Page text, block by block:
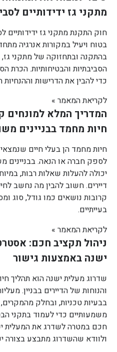
מתקני גז ידידותיים
חוק התקנת מתקני גז ידידותיים
בטוח ויעיל במקורות אנרגיה
בהתקנה ובתחזוקה של מתקני
הסביבתיות והבטיחותיות. הכרת
כדי להבין את הדרישות וההנחיות
לקריאת המאמר »
המדריך המלא למונחים
חיות מחמד בבניינים
חיות מחמד הן בעלי חיים
לספק חברה או הנאה. בבניינים
יכולה להעלות שאלות רבות,
דיירים. חשוב להבין מה נחשב
קרובות נושאים כמו גודל, סוג
בעייתיים.
לקריאת המאמר »
ניהול תקציב חכם:
ישנה באמצעות גישור
שדרוג מעלית ישנה הוא תהליך
והנוחות של הדיירים בבניין.
בבעיות טכניות, ובחלק
משמעותיים כדי לעמוד בתקני
חכם במטרה לשדרג את המעלית
ולוודא שהשדרוג מתבצע בצורה